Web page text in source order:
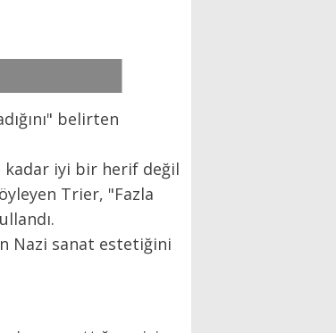
belirten
kadar iyi bir herif değil
Trier, "Fazla
Nazi sanat estetiğini